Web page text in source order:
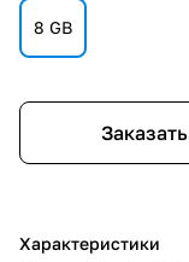
8 GB
Заказать
Характеристики